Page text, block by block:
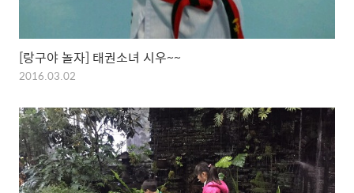
[랑구야 놀자] 태권소녀 시우~~
2016.03.02